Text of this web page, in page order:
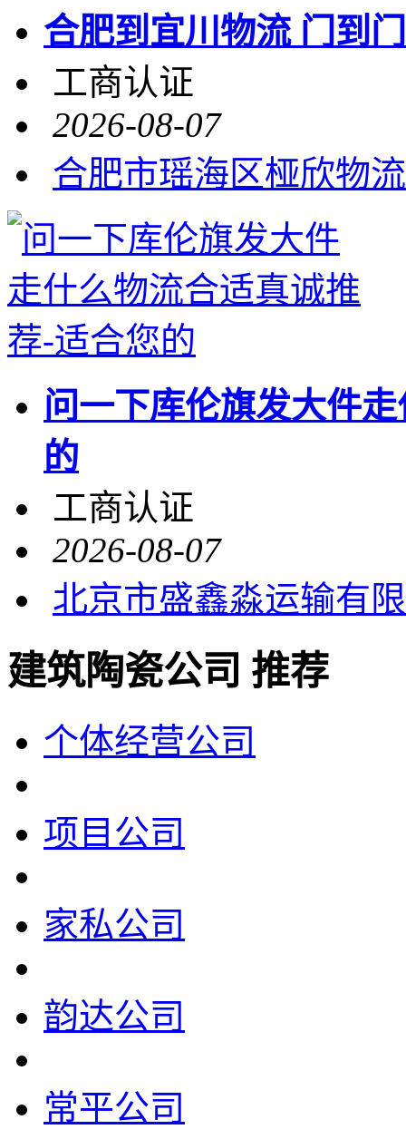
合肥到宜川物流 门到
工商认证
2026-08-07
合肥市瑶海区桠欣物
问一下库伦旗发大件
的
工商认证
2026-08-07
北京市盛鑫淼运输有
建筑陶瓷公司 推荐
个体经营公司
项目公司
家私公司
韵达公司
常平公司